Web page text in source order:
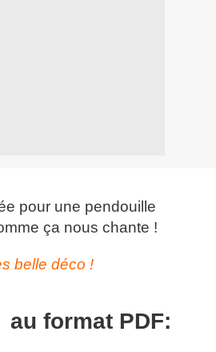
pour une pendouille
ça nous chante !
belle déco !
format PDF: